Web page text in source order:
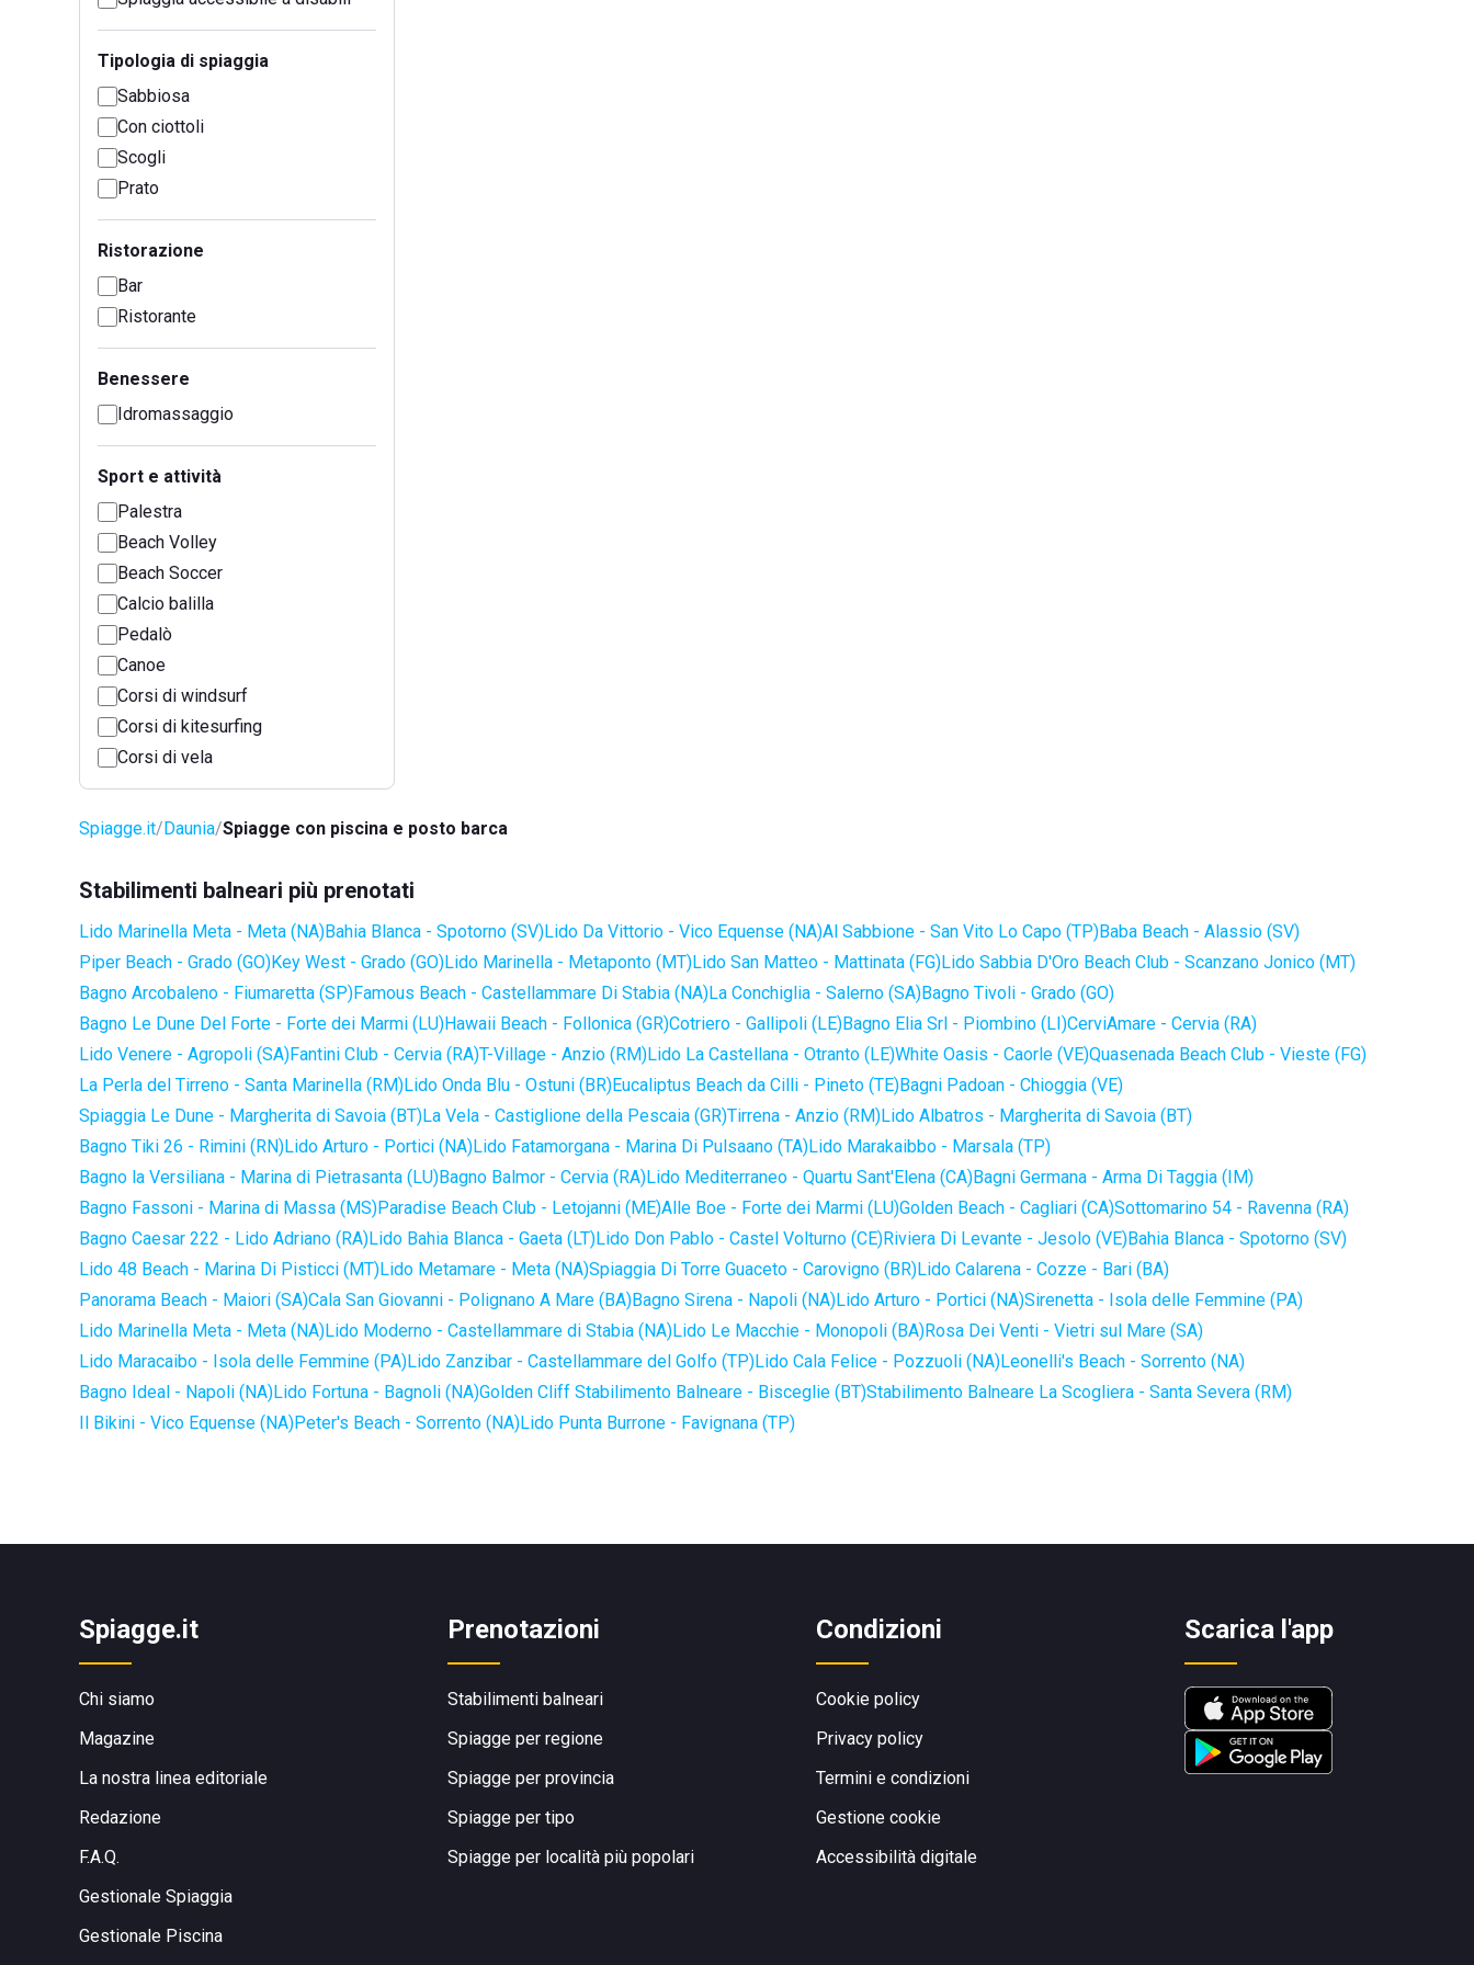
Tipologia di spiaggia
Sabbiosa
Con ciottoli
Scogli
Prato
Ristorazione
Bar
Ristorante
Benessere
Idromassaggio
Sport e attività
Palestra
Beach Volley
Beach Soccer
Calcio balilla
Pedalò
Canoe
Corsi di windsurf
Corsi di kitesurfing
Corsi di vela
Spiagge.it Daunia Spiagge con piscina e posto barca
Stabilimenti balneari più prenotati
Lido Marinella Meta - Meta (NA)Bahia Blanca - Spotorno (SV)Lido Da Vittorio - Vico Equense (NA)Al Sabbione - San Vito Lo Capo (TP)Baba Beach - Alassio (SV)
Piper Beach - Grado (GO)Key West - Grado (GO)Lido Marinella - Metaponto (MT)Lido San Matteo - Mattinata (FG)Lido Sabbia D'Oro Beach Club - Scanzano Jonico (MT)
Bagno Arcobaleno - Fiumaretta (SP)Famous Beach - Castellammare Di Stabia (NA)La Conchiglia - Salerno (SA)Bagno Tivoli - Grado (GO)
Bagno Le Dune Del Forte - Forte dei Marmi (LU)Hawaii Beach - Follonica (GR)Cotriero - Gallipoli (LE)Bagno Elia Srl - Piombino (LI)CerviAmare - Cervia (RA)
Lido Venere - Agropoli (SA)Fantini Club - Cervia (RA)T-Village - Anzio (RM)Lido La Castellana - Otranto (LE)White Oasis - Caorle (VE)Quasenada Beach Club - Vieste (FG)
La Perla del Tirreno - Santa Marinella (RM)Lido Onda Blu - Ostuni (BR)Eucaliptus Beach da Cilli - Pineto (TE)Bagni Padoan - Chioggia (VE)
Spiaggia Le Dune - Margherita di Savoia (BT)La Vela - Castiglione della Pescaia (GR)Tirrena - Anzio (RM)Lido Albatros - Margherita di Savoia (BT)
Bagno Tiki 26 - Rimini (RN)Lido Arturo - Portici (NA)Lido Fatamorgana - Marina Di Pulsaano (TA)Lido Marakaibbo - Marsala (TP)
Bagno la Versiliana - Marina di Pietrasanta (LU)Bagno Balmor - Cervia (RA)Lido Mediterraneo - Quartu Sant'Elena (CA)Bagni Germana - Arma Di Taggia (IM)
Bagno Fassoni - Marina di Massa (MS)Paradise Beach Club - Letojanni (ME)Alle Boe - Forte dei Marmi (LU)Golden Beach - Cagliari (CA)Sottomarino 54 - Ravenna (RA)
Bagno Caesar 222 - Lido Adriano (RA)Lido Bahia Blanca - Gaeta (LT)Lido Don Pablo - Castel Volturno (CE)Riviera Di Levante - Jesolo (VE)Bahia Blanca - Spotorno (SV)
Lido 48 Beach - Marina Di Pisticci (MT)Lido Metamare - Meta (NA)Spiaggia Di Torre Guaceto - Carovigno (BR)Lido Calarena - Cozze - Bari (BA)
Panorama Beach - Maiori (SA)Cala San Giovanni - Polignano A Mare (BA)Bagno Sirena - Napoli (NA)Lido Arturo - Portici (NA)Sirenetta - Isola delle Femmine (PA)
Lido Marinella Meta - Meta (NA)Lido Moderno - Castellammare di Stabia (NA)Lido Le Macchie - Monopoli (BA)Rosa Dei Venti - Vietri sul Mare (SA)
Lido Maracaibo - Isola delle Femmine (PA)Lido Zanzibar - Castellammare del Golfo (TP)Lido Cala Felice - Pozzuoli (NA)Leonelli's Beach - Sorrento (NA)
Bagno Ideal - Napoli (NA)Lido Fortuna - Bagnoli (NA)Golden Cliff Stabilimento Balneare - Bisceglie (BT)Stabilimento Balneare La Scogliera - Santa Severa (RM)
Il Bikini - Vico Equense (NA)Peter's Beach - Sorrento (NA)Lido Punta Burrone - Favignana (TP)
Spiagge.it
Chi siamo
Magazine
La nostra linea editoriale
Redazione
F.A.Q.
Gestionale Spiaggia
Gestionale Piscina
Prenotazioni
Stabilimenti balneari
Spiagge per regione
Spiagge per provincia
Spiagge per tipo
Spiagge per località più popolari
Condizioni
Cookie policy
Privacy policy
Termini e condizioni
Gestione cookie
Accessibilità digitale
Scarica l'app